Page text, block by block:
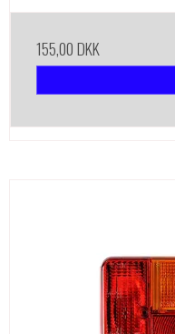
155,00 DKK